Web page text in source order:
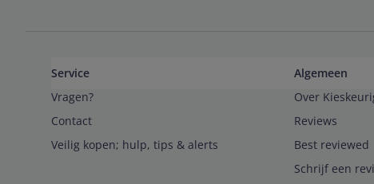
Service
Vragen?
Contact
Veilig kopen; hulp, tips & alerts
Algemeen
Over
Reviews
Best reviewed
Schrijf een